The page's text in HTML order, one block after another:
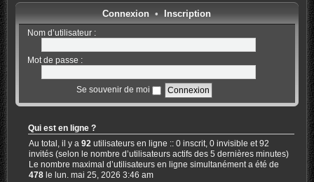
Connexion • Inscription
Nom d’utilisateur :
Mot de passe :
Se souvenir de moi
Qui est en ligne ?
Au total, il y a92 utilisateurs en ligne :: 0 inscrit, 0 invisible et 92
invités (selon le nombre d’utilisateurs actifs des 5 dernières minutes)
Le nombre maximal d’utilisateurs en ligne simultanément a été de
478 le lun. mai 25, 2026 3:46 am